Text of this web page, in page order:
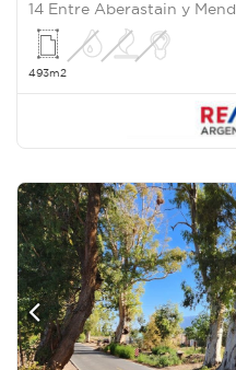
14 Entre Aberastain y
493m2